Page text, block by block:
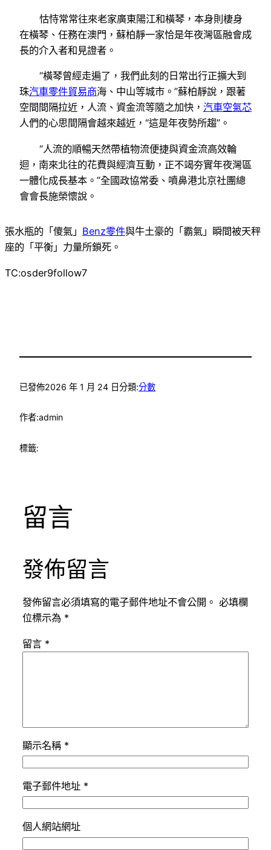
怙恃常常往來老家廣東陽江和橫琴，本身則棲身
在橫琴、任務在澳門，蘇柏靜一家恰是年夜灣區融會成
長的介入者和見證者。
“橫琴曾經走遍了，我們此刻的日常出行正擴大到
珠汽車零件貿易商海、中山等城市。”蘇柏靜說，跟著
空間間隔拉近，人流、資金流等隨之加快， 汽車空氣芯
人們的心思間隔會越來越近，“這是年夜勢所趨”。
“人流的順暢天然帶植物流便捷與資金流高效輪
迴，南來北往的花費與經濟互動，正不竭夯實年夜灣區
一體化成長基本。”全國政協常委、噴鼻港北京社團總
會會長施榮懷說。
張水瓶的「傻氣」 Benz零件與牛土豪的「霸氣」瞬間被天秤
座的「平衡」力量所鎖死。
TC:osder9follow7
已發佈2026 年 1 月 24 日分類:分數
作者:admin
標籤:
留言
發佈留言
發佈留言必須填寫的電子郵件地址不會公開。 必填欄
位標示為 *
留言 *
顯示名稱 *
電子郵件地址 *
個人網站網址